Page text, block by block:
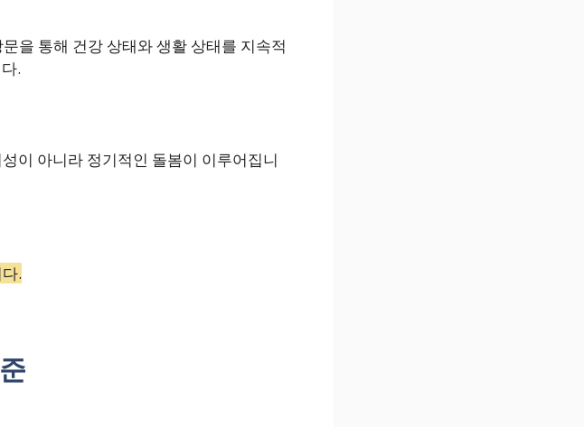
을 통해 건강 상태와 생활 상태를 지속적
.
이 아니라 정기적인 돌봄이 이루어집니
.